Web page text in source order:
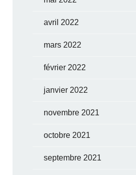
avril 2022
mars 2022
février 2022
janvier 2022
novembre 2021
octobre 2021
septembre 2021